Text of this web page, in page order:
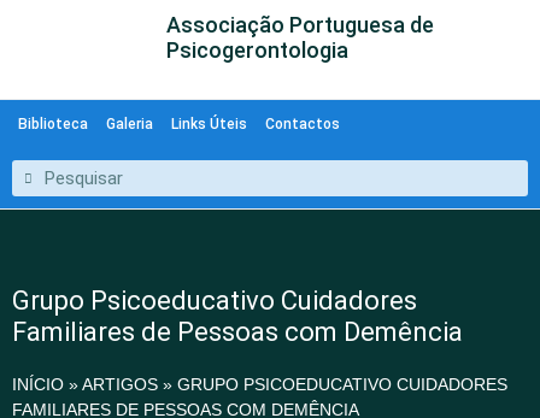
Associação Portuguesa de
Psicogerontologia
Biblioteca Galeria Links Úteis Contactos
Grupo Psicoeducativo Cuidadores
Familiares de Pessoas com Demência
INÍCIO »ARTIGOS » GRUPO PSICOEDUCATIVO CUIDADORES
FAMILIARES DE PESSOAS COM DEMÊNCIA